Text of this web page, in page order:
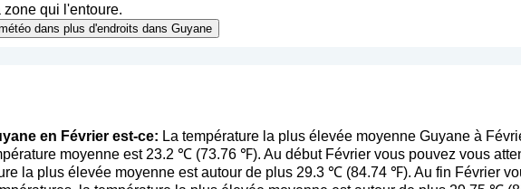
qui l'entoure.
dans plus d'endroits dans Guyane
en Février est-ce: La température la plus élevée moyenne Guyane à
moyenne est 23.2 ℃ (73.76 ℉). Au début Février vous pouvez vous
la plus élevée moyenne est autour de plus 29.3 ℃ (84.74 ℉). Au fin Février